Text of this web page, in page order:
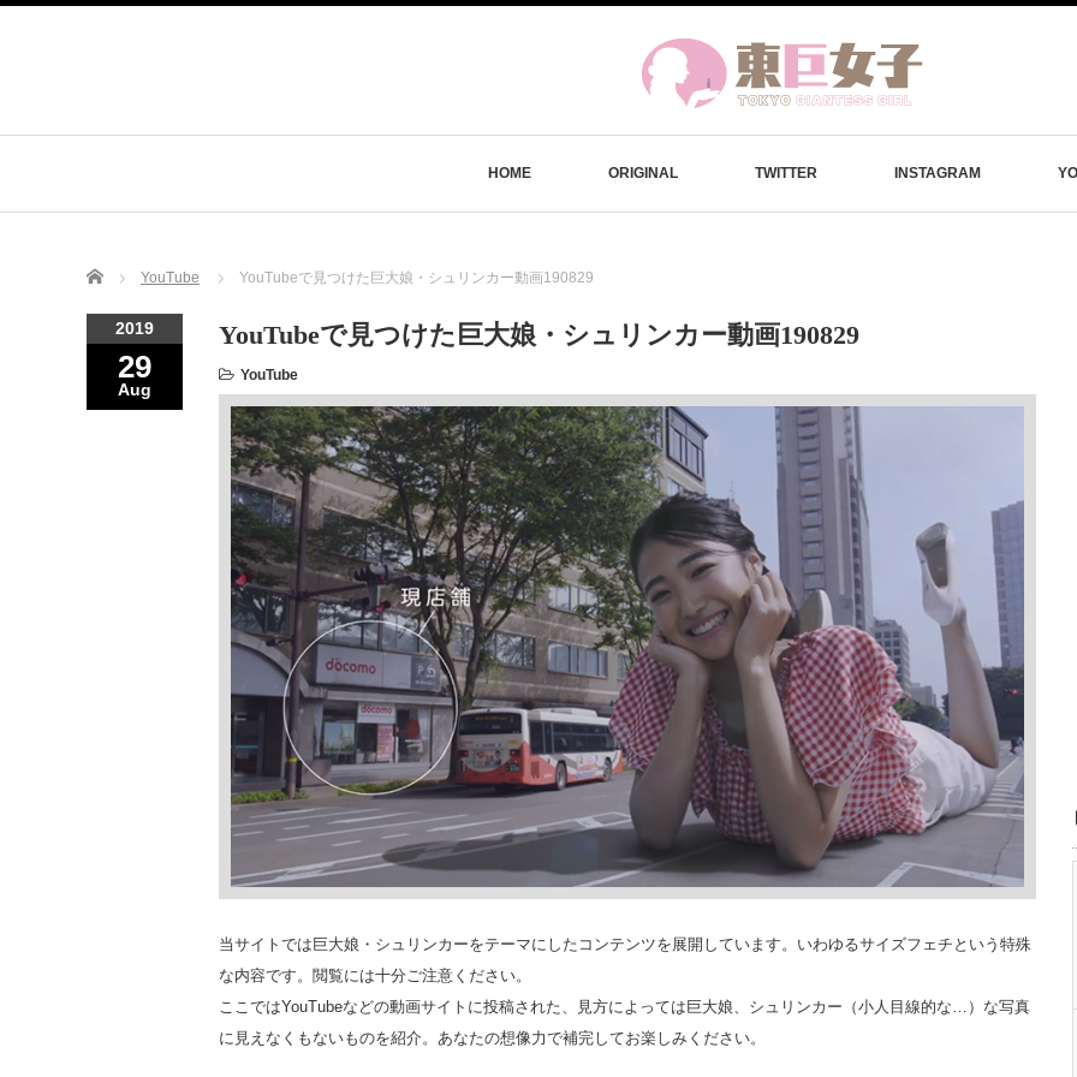
HOME ORIGINAL TWITTER INSTAGRAM
Home YouTube YouTubeで見つけた巨大娘・シュリンカー動画190829
2019
29
Aug
YouTubeで見つけた巨大娘・シュリンカー動画190829
YouTube
当サイトでは巨大娘・シュリンカーをテーマにしたコンテンツを展開しています。いわゆるサイズフェチという特殊
な内容です。閲覧には十分ご注意ください。
ここではYouTubeなどの動画サイトに投稿された、見方によっては巨大娘、シュリンカー（小人目線的な…）な写真
に見えなくもないものを紹介。あなたの想像力で補完してお楽しみください。